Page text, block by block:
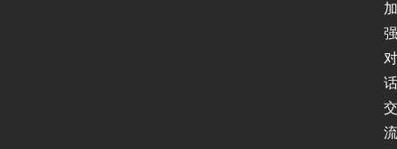
加
强
对
话
交
流